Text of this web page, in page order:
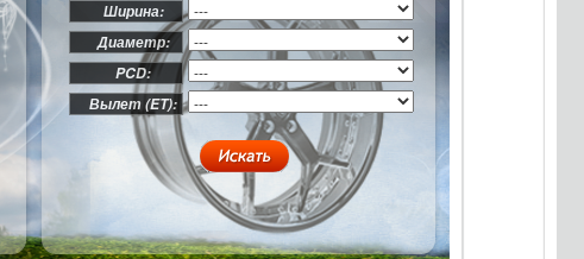
Ширина:
Диаметр:
PCD:
Вылет (ET):